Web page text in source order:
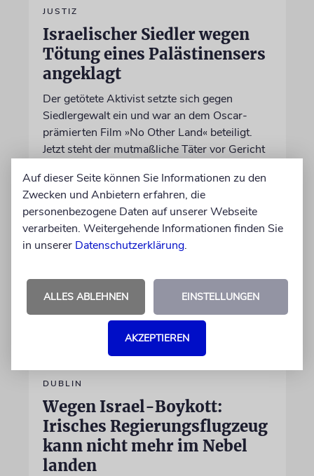
JUSTIZ
Israelischer Siedler wegen
Tötung eines Palästinensers
angeklagt
Der getötete Aktivist setzte sich gegen
Siedlergewalt ein und war an dem Oscar-
prämierten Film »No Other Land« beteiligt.
Jetzt steht der mutmaßliche Täter vor Gericht
07.08.2026
DUBLIN
Wegen Israel-Boykott:
Irisches Regierungsflugzeug
kann nicht mehr im Nebel
landen
Auf dieser Seite können Sie Informationen zu den
Zwecken und Anbietern erfahren, die
personenbezogene Daten auf unserer Webseite
verarbeiten. Weitergehende Informationen finden Sie
in unserer Datenschutzerklärung.
ALLES ABLEHNEN EINSTELLUNGEN
AKZEPTIEREN